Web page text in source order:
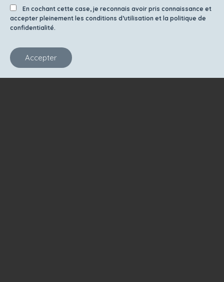
En cochant cette case, je reconnais avoir pris connaissance et
accepter pleinement les conditions d’utilisation et la politique de
confidentialité.
Accepter